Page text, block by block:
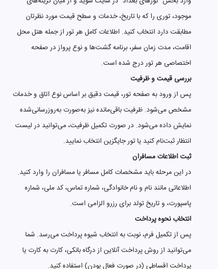
موجود، توری را که با تاریخ، خدمات و سطح قیمت مورد نظرتان
مطابقت دارد انتخاب کنید. اطلاعات کامل هر تور از جمله هتل محل
اقامت، مدت زمان سفر، برنامه گشت‌ها و نوع پرواز در صفحه
اختصاصی هر تور درج شده است.
بررسی قیمت و ظرفیت
پس از ورود به صفحه تور، قیمت دقیق بر اساس نوع اتاق و خدمات
مشخص می‌شود. ظرفیت باقی‌مانده نیز به‌صورت به‌روزرسانی‌شده
نمایش داده می‌شود. در صورت تکمیل ظرفیت، می‌توانید در لیست
انتظار ثبت‌نام کنید یا تور جایگزین انتخاب نمایید.
ثبت اطلاعات مسافران
در این مرحله باید مشخصات کامل مسافر یا مسافران را وارد کنید.
اطلاعاتی مانند نام و نام خانوادگی، شماره تماس، کد ملی، شماره
پاسپورت، و تاریخ تولد برای رزرو الزامی است.
انتخاب نحوه پرداخت
پس از تکمیل فرم، نوبت به انتخاب شیوه پرداخت می‌رسد. شما
می‌توانید از روش پرداخت آنلاین از درگاه بانکی، کارت به کارت یا
پرداخت اقساطی (در صورت فعال بودن) استفاده کنید.